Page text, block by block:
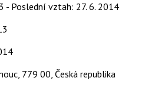
- Poslední vztah: 27. 6. 2014
779 00, Česká republika